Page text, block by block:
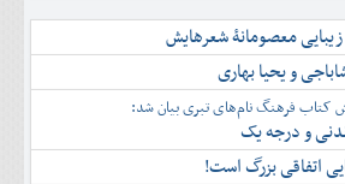
معصومانۀ شعرهایش
و یحیا بهاری
فرهنگ نام‌های تبری بیان شد:
و درجه یک
اتفاقی بزرگ است!